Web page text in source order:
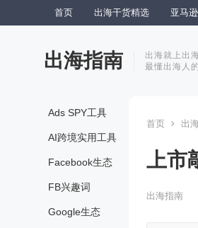
首页 出海干货精选 亚马逊
出海指南
出海就上出
最懂出海人
Ads SPY工具
AI跨境实用工具
Facebook生态
FB兴趣词
Google生态
首页 出
上市
出海指南